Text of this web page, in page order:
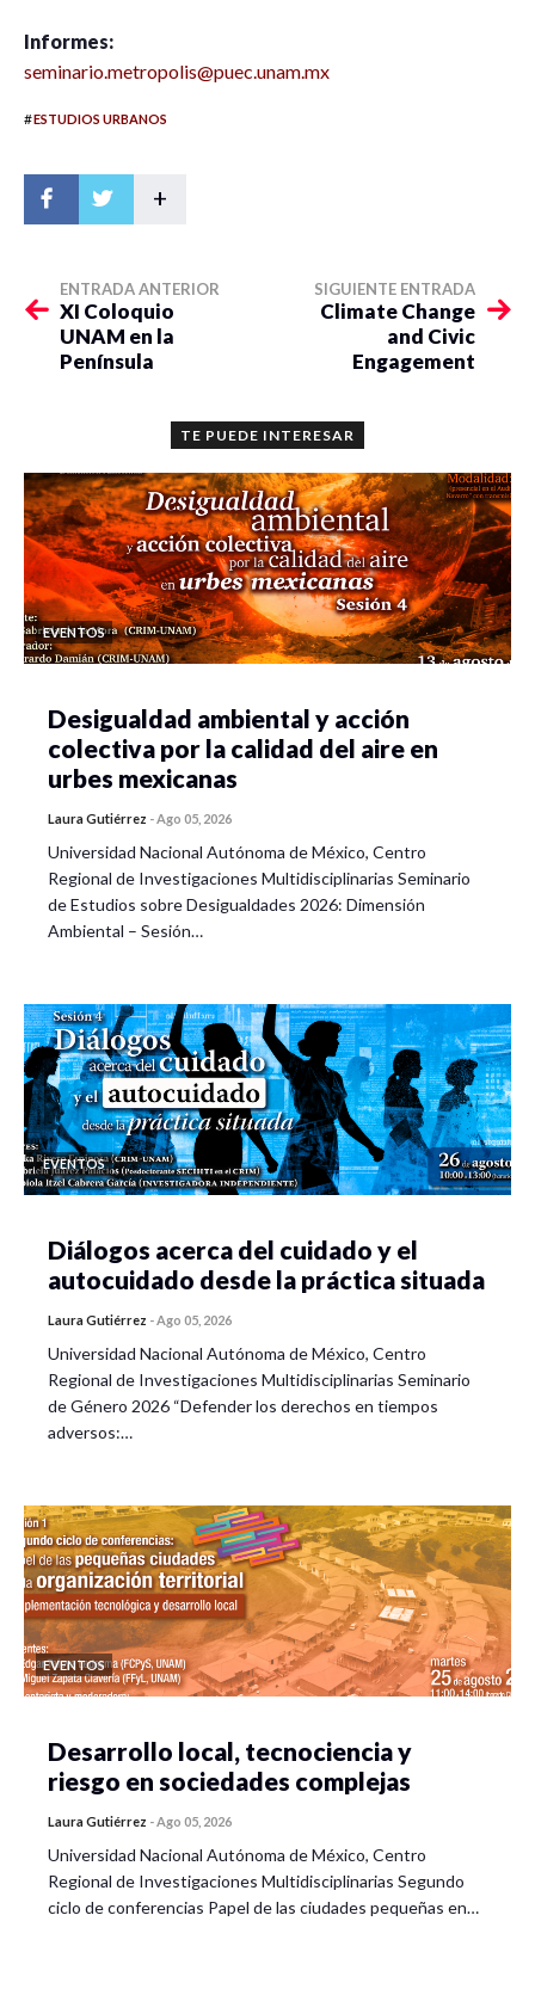
Informes:
seminario.metropolis@puec.unam.mx
#ESTUDIOS URBANOS
+
ENTRADA ANTERIOR
XI Coloquio
UNAM en la
Península
SIGUIENTE ENTRADA
Climate Change
and Civic
Engagement
TE PUEDE INTERESAR
EVENTOS
Desigualdad ambiental y acción
colectiva por la calidad del aire en
urbes mexicanas
Laura Gutiérrez -Ago 05, 2026
Universidad Nacional Autónoma de México, Centro
Regional de Investigaciones Multidisciplinarias Seminario
de Estudios sobre Desigualdades 2026: Dimensión
Ambiental – Sesión…
EVENTOS
Diálogos acerca del cuidado y el
autocuidado desde la práctica situada
Laura Gutiérrez -Ago 05, 2026
Universidad Nacional Autónoma de México, Centro
Regional de Investigaciones Multidisciplinarias Seminario
de Género 2026 “Defender los derechos en tiempos
adversos:…
EVENTOS
Desarrollo local, tecnociencia y
riesgo en sociedades complejas
Laura Gutiérrez -Ago 05, 2026
Universidad Nacional Autónoma de México, Centro
Regional de Investigaciones Multidisciplinarias Segundo
ciclo de conferencias Papel de las ciudades pequeñas en…